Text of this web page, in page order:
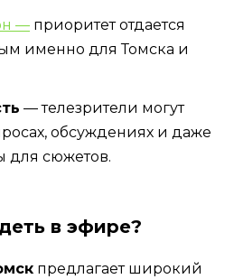
— приоритет отдается
именно для Томска и
— телезрители могут
обсуждениях и даже
для сюжетов.
в эфире?
предлагает широкий